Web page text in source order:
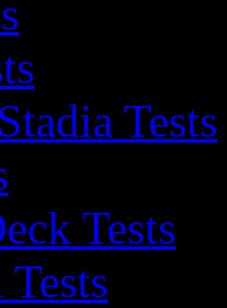
Tests
Tests